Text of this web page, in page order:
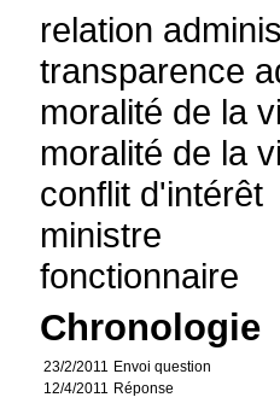
relation
transparence
moralité de la
moralité de la
conflit d'intérêt
ministre
fonctionnaire
Chronologie
23/2/2011 Envoi question
12/4/2011 Réponse